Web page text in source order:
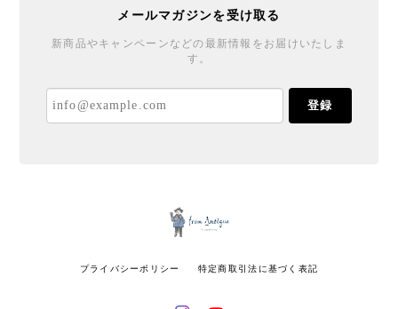
メールマガジンを受け取る
新商品やキャンペーンなどの最新情報をお届けいたしま
す。
登録
プライバシーポリシー 特定商取引法に基づく表記